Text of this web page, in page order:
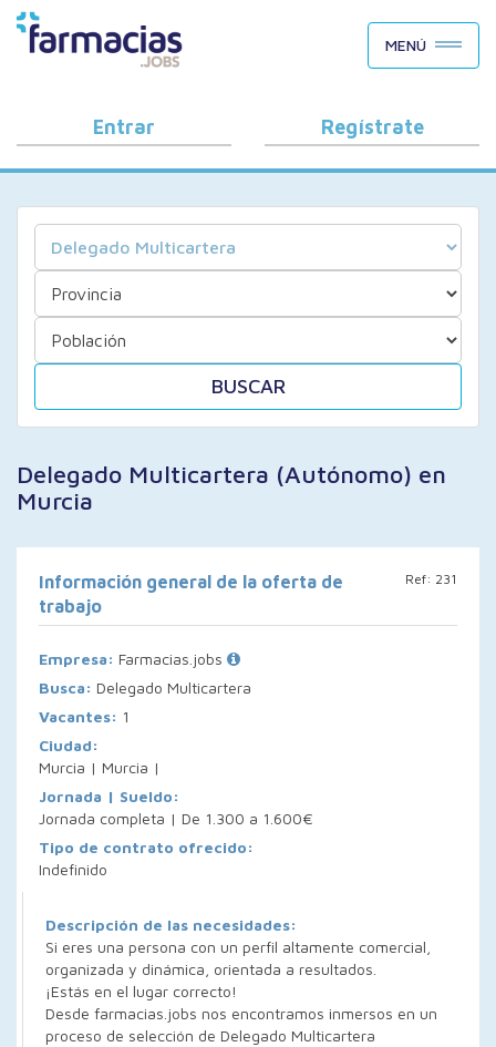
BUSCAR CANDIDATOS
OFERTAS DE EMPLEO
COMO FUNCIONA
PORQUÉ FARMACIAS.JOBS
BLOG
MENÚ
Entrar Regístrate
BUSCAR
Delegado Multicartera (Autónomo) en
Murcia
Ref: 231
Información general de la oferta de
trabajo
Empresa: Farmacias.jobs
Busca: Delegado Multicartera
Vacantes: 1
Ciudad:
Murcia | Murcia |
Jornada | Sueldo:
Jornada completa | De 1.300 a 1.600€
Tipo de contrato ofrecido:
Indefinido
Descripción de las necesidades:
Si eres una persona con un perfil altamente comercial,
organizada y dinámica, orientada a resultados.
¡Estás en el lugar correcto!
Desde farmacias.jobs nos encontramos inmersos en un
proceso de selección de Delegado Multicartera